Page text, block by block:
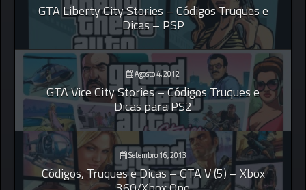
GTA Liberty City Stories – Códigos Truques e
Dicas – PSP
Agosto 4, 2012
GTA Vice City Stories – Códigos Truques e
Dicas para PS2
Setembro 16, 2013
Códigos, Truques e Dicas – GTA V (5) – Xbox